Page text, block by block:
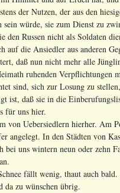
der Nutzen, der aus den
würde, sie zum Dienst zu
den Russen nicht als Soldaten
auf die Ansiedler aus anderen
daß nun nicht mehr alle
ruhenden Verpflichtungen
sind, sich zur Losung zu
ist, daß sie in die
für uns hier.
von Uebersiedlern hierher. Am
angelegt. In den Städten von
bei uns wintern neun oder
fällt wenig, thaut auch bald.
da zu wünschen übrig.